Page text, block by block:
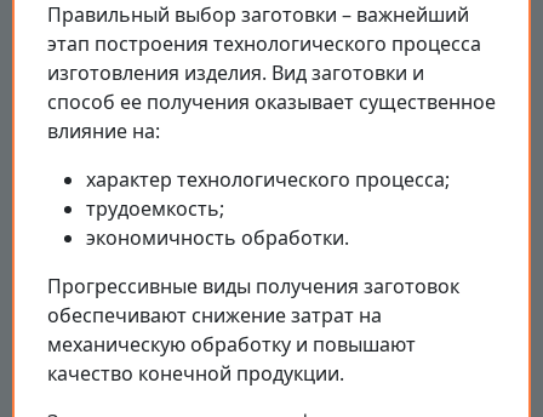
Правильный выбор заготовки – важнейший
этап построения технологического процесса
изготовления изделия. Вид заготовки и
способ ее получения оказывает существенное
влияние на:
характер технологического процесса;
трудоемкость;
экономичность обработки.
Прогрессивные виды получения заготовок
обеспечивают снижение затрат на
механическую обработку и повышают
качество конечной продукции.